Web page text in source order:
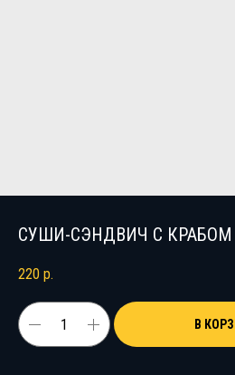
СУШИ-СЭНДВИЧ С КРАБОМ
220 р.
В